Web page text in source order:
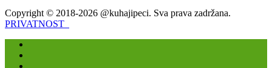
Copyright © 2018-2026 @kuhajipeci. Sva prava zadržana.
PRIVATNOST